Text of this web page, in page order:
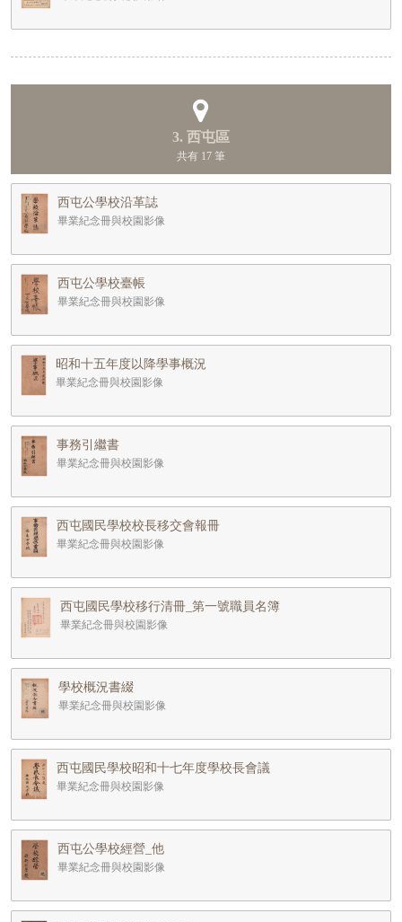
3. 西屯區
共有 17 筆
西屯公學校沿革誌
畢業紀念冊與校園影像
西屯公學校臺帳
畢業紀念冊與校園影像
昭和十五年度以降學事概況
畢業紀念冊與校園影像
事務引繼書
畢業紀念冊與校園影像
西屯國民學校校長移交會報冊
畢業紀念冊與校園影像
西屯國民學校移行清冊_第一號職員名簿
畢業紀念冊與校園影像
學校概況書綴
畢業紀念冊與校園影像
西屯國民學校昭和十七年度學校長會議
畢業紀念冊與校園影像
西屯公學校經營_他
畢業紀念冊與校園影像